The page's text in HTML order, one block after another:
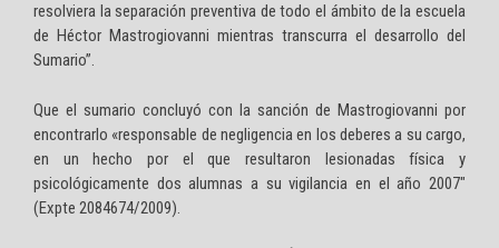
resolviera la separación preventiva de todo el ámbito de la escuela
de Héctor Mastrogiovanni mientras transcurra el desarrollo del
Sumario”.
Que el sumario concluyó con la sanción de Mastrogiovanni por
encontrarlo «responsable de negligencia en los deberes a su cargo,
en un hecho por el que resultaron lesionadas física y
psicológicamente dos alumnas a su vigilancia en el año 2007″
(Expte 2084674/2009).